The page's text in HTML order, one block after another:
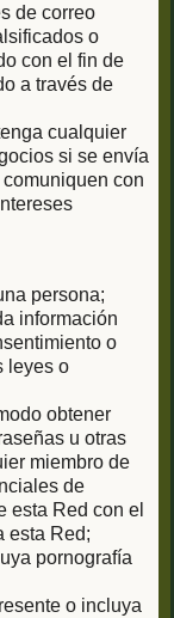
de correo
o
con el fin de
a través de
cualquier
si se envía
con
persona;
información
o
leyes o
obtener
u otras
miembro de
de
esta Red con el
esta Red;
pornografía
o incluya